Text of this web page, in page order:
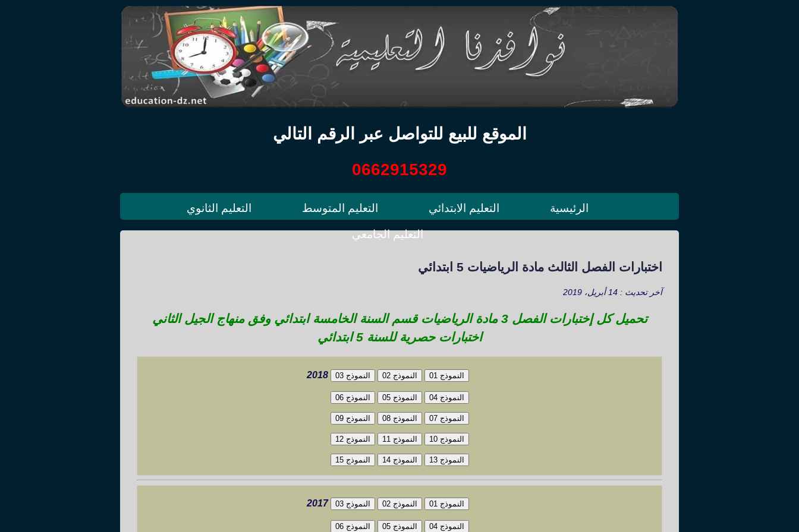
الموقع للبيع للتواصل عبر الرقم التالي
0662915329
الرئيسية التعليم الابتدائي التعليم المتوسط التعليم الثانوي
التعليم الجامعي
اختبارات الفصل الثالث مادة الرياضيات 5 ابتدائي
آخر تحديث : 14 أبريل، 2019
تحميل كل إختبارات الفصل 3 مادة الرياضيات قسم السنة الخامسة ابتدائي وفق منهاج الجيل الثاني
اختبارات حصرية للسنة 5 ابتدائي
2018
2017